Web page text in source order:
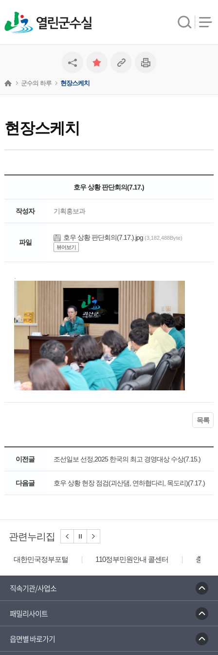
열린군수실
현장스케치
군수의 하루 현장스케치
호우 상황 판단회의(7.17.)
작성자 기획홍보과
파일
호우 상황 판단회의(7.17.).jpg (3,182,488Byte)
뷰어보기
목록
이전글 조선일보 선정,2025 한국의 최고 경영대상 수상(7.15.)
다음글 호우 상황 현장 점검(괴산댐, 연하협다리, 목도리)(7.17.)
관련누리집
대한민국정부포털 110정부민원안내 콜센터 충청북
직속기관/사업소
패밀리사이트
읍면별 바로가기